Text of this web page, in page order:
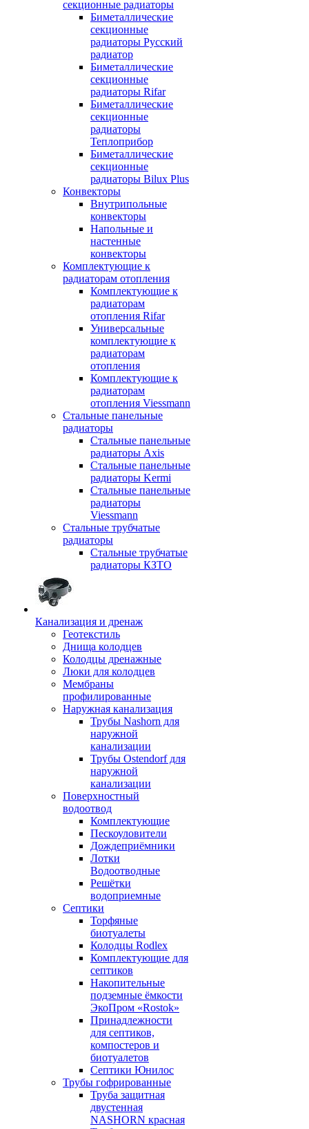
секционные радиаторы
Биметаллические
секционные
радиаторы Русский
радиатор
Биметаллические
секционные
радиаторы Rifar
Биметаллические
секционные
радиаторы
Теплоприбор
Биметаллические
секционные
радиаторы Bilux Plus
Конвекторы
Внутрипольные
конвекторы
Напольные и
настенные
конвекторы
Комплектующие к
радиаторам отопления
Комплектующие к
радиаторам
отопления Rifar
Универсальные
комплектующие к
радиаторам
отопления
Комплектующие к
радиаторам
отопления Viessmann
Стальные панельные
радиаторы
Стальные панельные
радиаторы Axis
Стальные панельные
радиаторы Kermi
Стальные панельные
радиаторы
Viessmann
Стальные трубчатые
радиаторы
Стальные трубчатые
радиаторы КЗТО
Канализация и дренаж
Геотекстиль
Днища колодцев
Колодцы дренажные
Люки для колодцев
Мембраны
профилированные
Наружная канализация
Трубы Nashorn для
наружной
канализации
Трубы Ostendorf для
наружной
канализации
Поверхностный
водоотвод
Комплектующие
Пескоуловители
Дождеприёмники
Лотки
Водоотводные
Решётки
водоприемные
Септики
Торфяные
биотуалеты
Колодцы Rodlex
Комплектующие для
септиков
Накопительные
подземные ёмкости
ЭкоПром «Rostok»
Принадлежности
для септиков,
компостеров и
биотуалетов
Септики Юнилос
Трубы гофрированные
Труба защитная
двустенная
NASHORN красная